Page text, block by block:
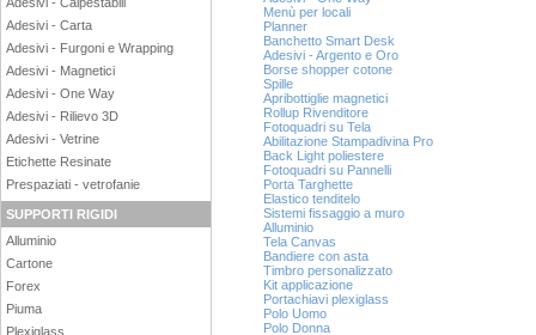
Adesivi - Carta
Adesivi - Furgoni e Wrapping
Adesivi - Magnetici
Adesivi - One Way
Adesivi - Rilievo 3D
Adesivi - Vetrine
Etichette Resinate
Prespaziati - vetrofanie
SUPPORTI RIGIDI
Alluminio
Cartone
Forex
Piuma
Plexiglass
Menù per locali
Planner
Banchetto Smart Desk
Adesivi - Argento e Oro
Borse shopper cotone
Spille
Apribottiglie magnetici
Rollup Rivenditore
Fotoquadri su Tela
Abilitazione Stampadivina Pro
Back Light poliestere
Fotoquadri su Pannelli
Porta Targhette
Elastico tenditelo
Sistemi fissaggio a muro
Alluminio
Tela Canvas
Bandiere con asta
Timbro personalizzato
Kit applicazione
Portachiavi plexiglass
Polo Uomo
Polo Donna